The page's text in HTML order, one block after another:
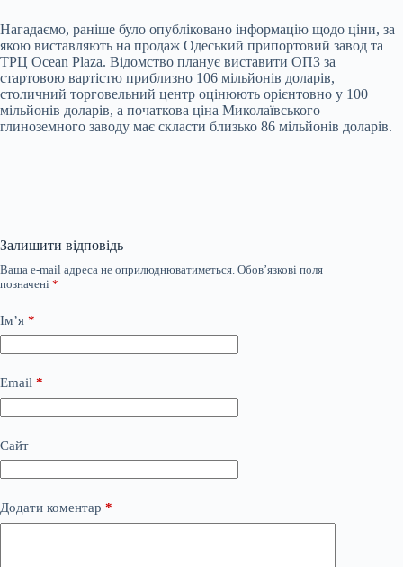
Нагадаємо, раніше було опубліковано інформацію щодо ціни, за
якою виставляють на продаж Одеський припортовий завод та
ТРЦ Ocean Plaza. Відомство планує виставити ОПЗ за
стартовою вартістю приблизно 106 мільйонів доларів,
столичний торговельний центр оцінюють орієнтовно у 100
мільйонів доларів, а початкова ціна Миколаївського
глиноземного заводу має скласти близько 86 мільйонів доларів.
Залишити відповідь
Ваша e-mail адреса не оприлюднюватиметься. Обов’язкові поля
позначені *
Ім’я *
Email *
Сайт
Додати коментар *